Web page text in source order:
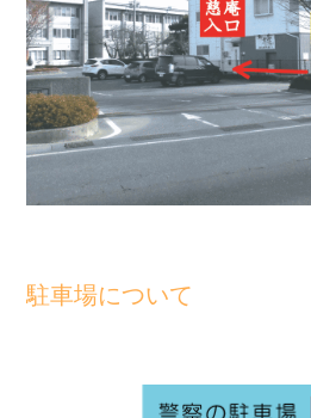
駐車場について